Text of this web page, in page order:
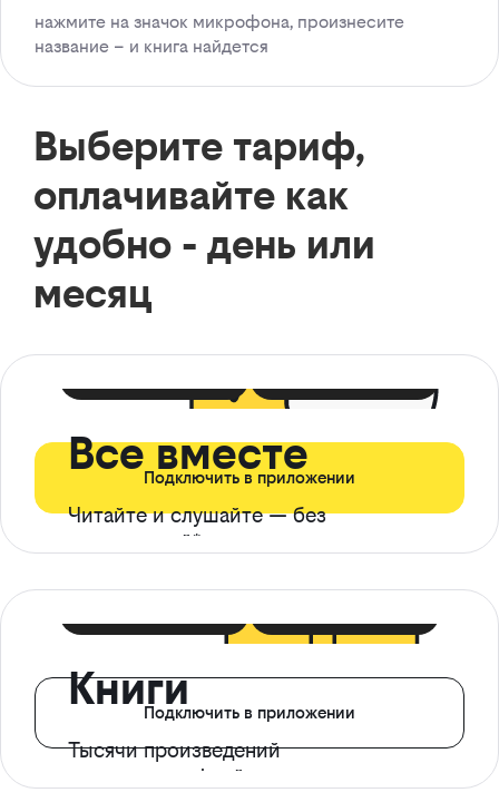
нажмите на значок микрофона, произнесите
название – и книга найдется
Выберите тариф,
оплачивайте как
удобно - день или
месяц
Все вместе
Читайте и слушайте — без
ограничений*
Подключить в приложении
Книги
Тысячи произведений
с доступом офлайн
Подключить в приложении